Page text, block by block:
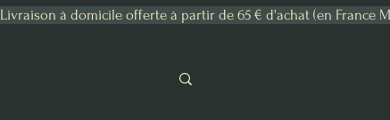
Livraison à domicile offerte à partir de 65 € d'achat (en France